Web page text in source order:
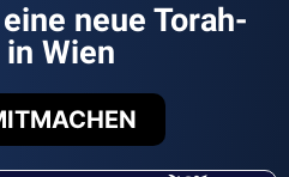
neue Torah-
Wien